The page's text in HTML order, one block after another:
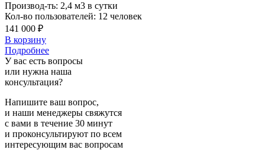
Производ-ть: 2,4 м3 в сутки
Кол-во пользователей: 12 человек
141 000 ₽
В корзину
Подробнее
У вас есть вопросы
или нужна наша
консультация?
Напишите ваш вопрос,
и наши менеджеры свяжутся
с вами в течение 30 минут
и проконсультируют по всем
интересующим вас вопросам